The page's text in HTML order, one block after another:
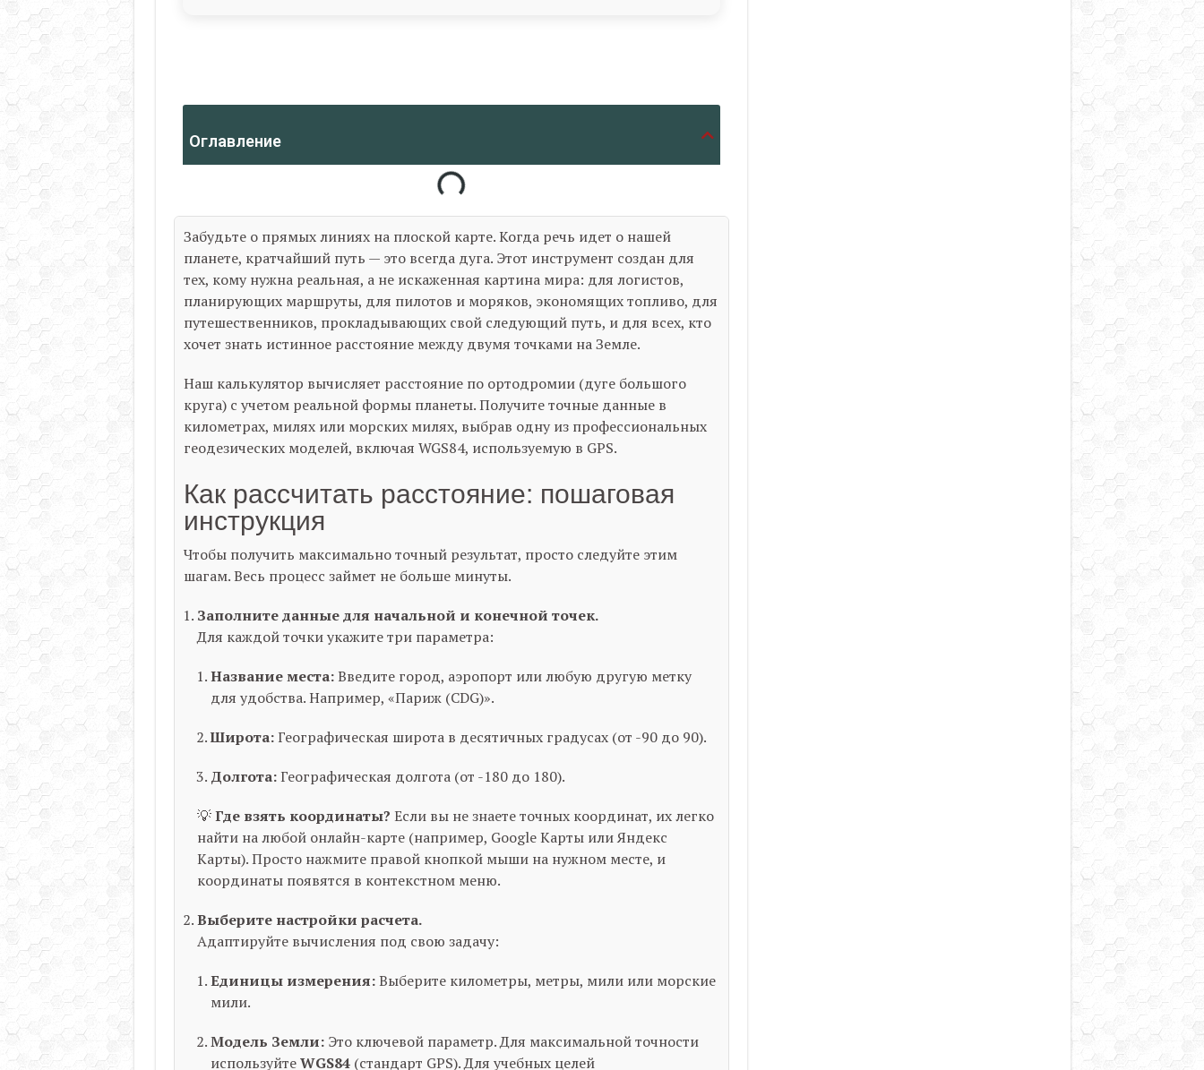
Оглавление
Забудьте о прямых линиях на плоской карте. Когда речь идет о нашей
планете, кратчайший путь — это всегда дуга. Этот инструмент создан для
тех, кому нужна реальная, а не искаженная картина мира: для логистов,
планирующих маршруты, для пилотов и моряков, экономящих топливо, для
путешественников, прокладывающих свой следующий путь, и для всех, кто
хочет знать истинное расстояние между двумя точками на Земле.
Наш калькулятор вычисляет расстояние по ортодромии (дуге большого
круга) с учетом реальной формы планеты. Получите точные данные в
километрах, милях или морских милях, выбрав одну из профессиональных
геодезических моделей, включая WGS84, используемую в GPS.
Как рассчитать расстояние: пошаговая
инструкция
Чтобы получить максимально точный результат, просто следуйте этим
шагам. Весь процесс займет не больше минуты.
Заполните данные для начальной и конечной точек.
Для каждой точки укажите три параметра:
Название места:Введите город, аэропорт или любую другую метку
для удобства. Например, «Париж (CDG)».
Широта:Географическая широта в десятичных градусах (от -90 до 90).
Долгота:Географическая долгота (от -180 до 180).
💡Где взять координаты? Если вы не знаете точных координат, их легко
найти на любой онлайн-карте (например, Google Карты или Яндекс
Карты). Просто нажмите правой кнопкой мыши на нужном месте, и
координаты появятся в контекстном меню.
Выберите настройки расчета.
Адаптируйте вычисления под свою задачу:
Единицы измерения:Выберите километры, метры, мили или морские
мили.
Модель Земли:Это ключевой параметр. Для максимальной точности
используйтеWGS84(стандарт GPS). Для учебных целей